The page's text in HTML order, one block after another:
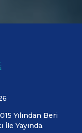
Yılından Beri
İle Yayında.